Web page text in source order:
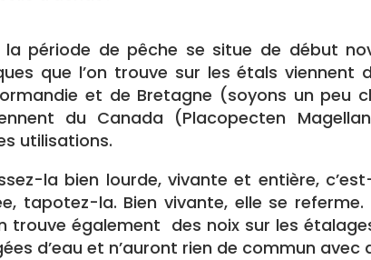
la période de pêche se situe de début
que l’on trouve sur les étals viennent
et de Bretagne (soyons un peu
du Canada (Placopecten
utilisations.
la bien lourde, vivante et entière,
tapotez-la. Bien vivante, elle se
trouve également des noix sur les
d’eau et n’auront rien de commun